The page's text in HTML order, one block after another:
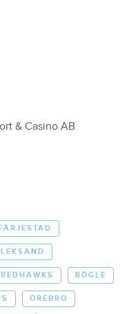
& Casino AB
FÄRJESTAD
LEKSAND
RÖGLE
ÖREBRO